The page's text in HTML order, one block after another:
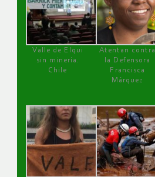
Valle de Elqui
sin minería.
Chile
Atentan contra
la Defensora
Francisca
Márquez